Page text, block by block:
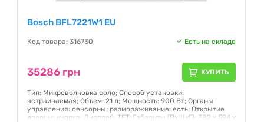
Bosch BFL7221W1 EU
Код товара: 316730 Есть на складе
35286 грн КУПИТЬ
Тип: Микроволновка соло; Способ установки:
встраиваемая; Объем: 21 л; Мощность: 900 Вт; Органы
управления: сенсорны; размораживание: есть; Открытие
дверцы: кнопка; Дисплей: TFT; Габариты (ВхШхГ): 382 x 594 x